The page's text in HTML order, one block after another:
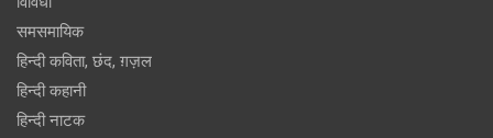
समसमायिक
हिन्दी कविता, छंद, ग़ज़ल
हिन्दी कहानी
हिन्‍दी नाटक